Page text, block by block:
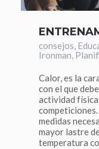
consejos,
Ironman,
Calor, es la
con el que
actividad física
medidas
mayor lastre
temperatura